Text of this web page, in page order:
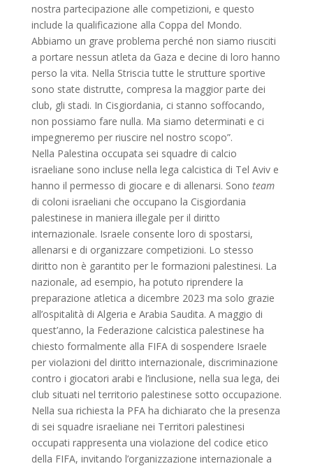
nostra partecipazione alle competizioni, e questo
include la qualificazione alla Coppa del Mondo.
Abbiamo un grave problema perché non siamo riusciti
a portare nessun atleta da Gaza e decine di loro hanno
perso la vita. Nella Striscia tutte le strutture sportive
sono state distrutte, compresa la maggior parte dei
club, gli stadi. In Cisgiordania, ci stanno soffocando,
non possiamo fare nulla. Ma siamo determinati e ci
impegneremo per riuscire nel nostro scopo”.
Nella Palestina occupata sei squadre di calcio
israeliane sono incluse nella lega calcistica di Tel Aviv e
hanno il permesso di giocare e di allenarsi. Sono team
di coloni israeliani che occupano la Cisgiordania
palestinese in maniera illegale per il diritto
internazionale. Israele consente loro di spostarsi,
allenarsi e di organizzare competizioni. Lo stesso
diritto non è garantito per le formazioni palestinesi. La
nazionale, ad esempio, ha potuto riprendere la
preparazione atletica a dicembre 2023 ma solo grazie
all’ospitalità di Algeria e Arabia Saudita. A maggio di
quest’anno, la Federazione calcistica palestinese ha
chiesto formalmente alla FIFA di sospendere Israele
per violazioni del diritto internazionale, discriminazione
contro i giocatori arabi e l’inclusione, nella sua lega, dei
club situati nel territorio palestinese sotto occupazione.
Nella sua richiesta la PFA ha dichiarato che la presenza
di sei squadre israeliane nei Territori palestinesi
occupati rappresenta una violazione del codice etico
della FIFA, invitando l’organizzazione internazionale a